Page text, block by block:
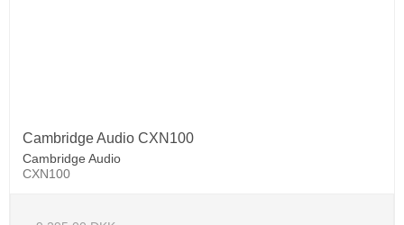
Cambridge Audio CXN100
Cambridge Audio
CXN100